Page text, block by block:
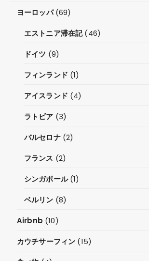
ヨーロッパ(69)
エストニア滞在記(46)
ドイツ (9)
フィンランド (1)
アイスランド (4)
ラトビア (3)
バルセロナ(2)
フランス (2)
シンガポール(1)
ベルリン (8)
Airbnb (10)
カウチサーフィン (15)